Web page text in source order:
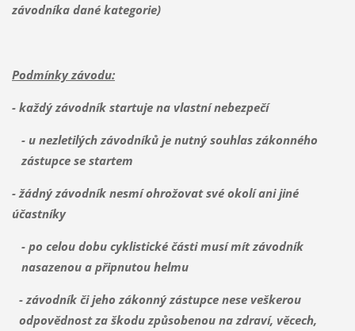
závodníka dané kategorie)
Podmínky závodu:
- každý závodník startuje na vlastní nebezpečí
- u nezletilých závodníků je nutný souhlas zákonného
zástupce se startem
- žádný závodník nesmí ohrožovat své okolí ani jiné
účastníky
- po celou dobu cyklistické části musí mít závodník
nasazenou a připnutou helmu
- závodník či jeho zákonný zástupce nese veškerou
odpovědnost za škodu způsobenou na zdraví, věcech,